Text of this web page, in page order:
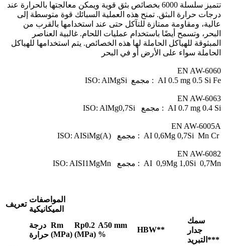
تتميز سلسلة 6000 بخصائص بثق قوية ويمكن معالجتها بالحرارة عند
درجات حرارة البثق. تمنح هذه العملية السبائك قوة متوسطة إلى
عالية، ومقاومة ممتازة للتآكل حتى عند استخدامها بالقرب من
البحر، وتسمح أيضًا باستخدام عمليات اللحام. غالبية العناصر
المبثوقة للهياكل الحاملة لها هذه الخصائص. يتم استخدامها للهياكل
الحاملة سواء على الأرض أو في البحر
EN AW-6060
ISO: AlMgSi مجمع : AI 0.5 mg 0.5 Si Fe
EN AW-6063
ISO: AlMg0,7Si مجمع : AI 0.7 mg 0.4 Si
EN AW-6005A
ISO: AISiMg(A) مجمع : AI 0,6Mg 0,7Si Mn Cr
EN AW-6082
ISO: AISI1MgMn مجمع : AI 0,9Mg 1,0Si 0,7Mn
تعريف
المواصفات
الميكانيكية
درجة
حرارة
Rm
(MPa)
Rp0.2
(MPa)
A50 mm
%
HBW**
سمك
جدار
التبريد***